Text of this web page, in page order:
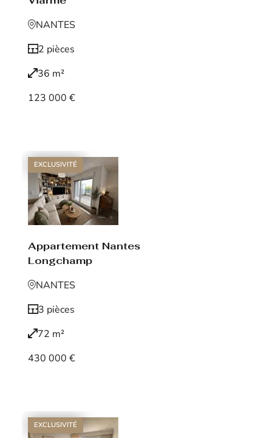
NANTES
2 pièces
36 m²
123 000 €
EXCLUSIVITÉ
Appartement Nantes
Longchamp
NANTES
3 pièces
72 m²
430 000 €
EXCLUSIVITÉ